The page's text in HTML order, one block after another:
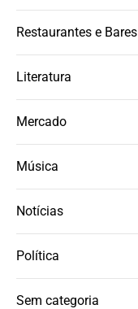
Restaurantes e Bares
Literatura
Mercado
Música
Notícias
Política
Sem categoria